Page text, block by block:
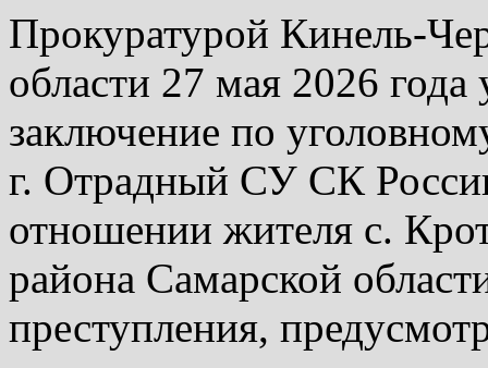
Прокуратурой Кинель-
области 27 мая 2026
заключение по
г. Отрадный СУ СК
отношении жителя с.
района Самарской
преступления,